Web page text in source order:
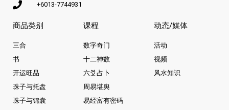
+6013-7744931
商品类别
三合
书
开运旺品
珠子与托盘
珠子与锦囊
课程
数字奇门
十二神数
六爻占卜
周易堪舆
易经富有密码
动态/媒体
活动
视频
风水知识